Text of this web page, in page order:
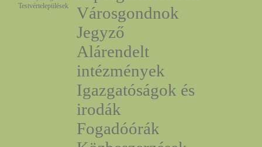
Testvértelepülések
Városgondnok
Jegyző
Alárendelt
intézmények
Igazgatóságok és
irodák
Fogadóórák